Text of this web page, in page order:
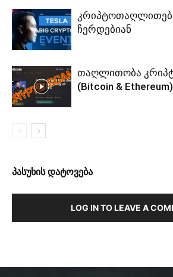
ჩერდებიან
თაღლითობა
(Bitcoin & Ethereum)
პასუხის დატოვება
LOG IN TO LEAVE A